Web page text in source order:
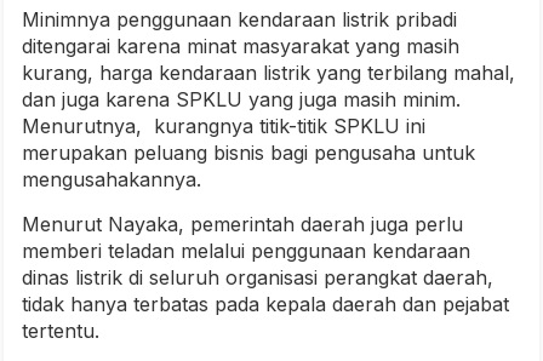
Minimnya penggunaan kendaraan listrik pribadi
ditengarai karena minat masyarakat yang masih
kurang, harga kendaraan listrik yang terbilang mahal,
dan juga karena SPKLU yang juga masih minim.
Menurutnya, kurangnya titik-titik SPKLU ini
merupakan peluang bisnis bagi pengusaha untuk
mengusahakannya.
Menurut Nayaka, pemerintah daerah juga perlu
memberi teladan melalui penggunaan kendaraan
dinas listrik di seluruh organisasi perangkat daerah,
tidak hanya terbatas pada kepala daerah dan pejabat
tertentu.